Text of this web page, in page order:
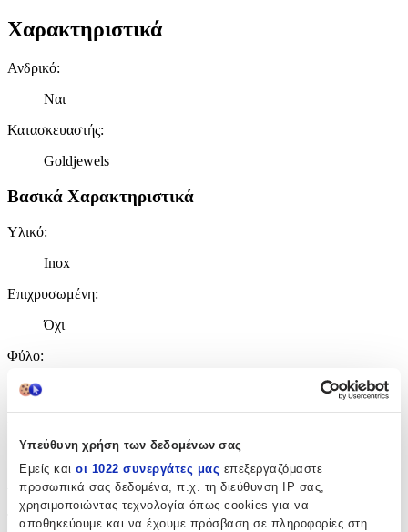
Υπεύθυνη χρήση των δεδομένων σας
Εμείς και οι 1022 συνεργάτες μας επεξεργαζόμαστε
προσωπικά σας δεδομένα, π.χ. τη διεύθυνση IP σας,
χρησιμοποιώντας τεχνολογία όπως cookies για να
αποθηκεύουμε και να έχουμε πρόσβαση σε πληροφορίες στη
Χαρακτηριστικά
Ανδρικό:
Ναι
Κατασκευαστής:
Goldjewels
Βασικά Χαρακτηριστικά
Υλικό:
Inox
Επιχρυσωμένη:
Όχι
Φύλο:
Χρώμα Υλικού:
Λευκό
Λεπτομέρειες
Τύπος: